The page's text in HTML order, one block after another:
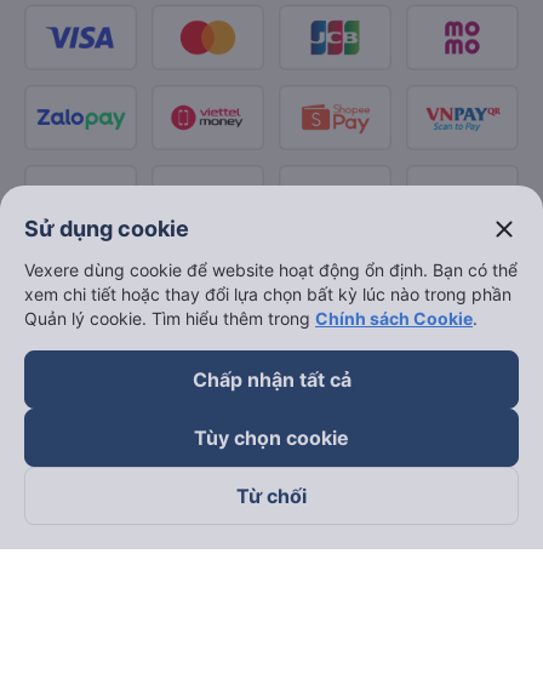
Theo dõi chúng tôi trên
Sử dụng cookie close
Vexere dùng cookie để website hoạt động ổn định. Bạn có thể
xem chi tiết hoặc thay đổi lựa chọn bất kỳ lúc nào trong phần
Quản lý cookie. Tìm hiểu thêm trong Chính sách Cookie.
Chấp nhận tất cả
Tùy chọn cookie
Từ chối